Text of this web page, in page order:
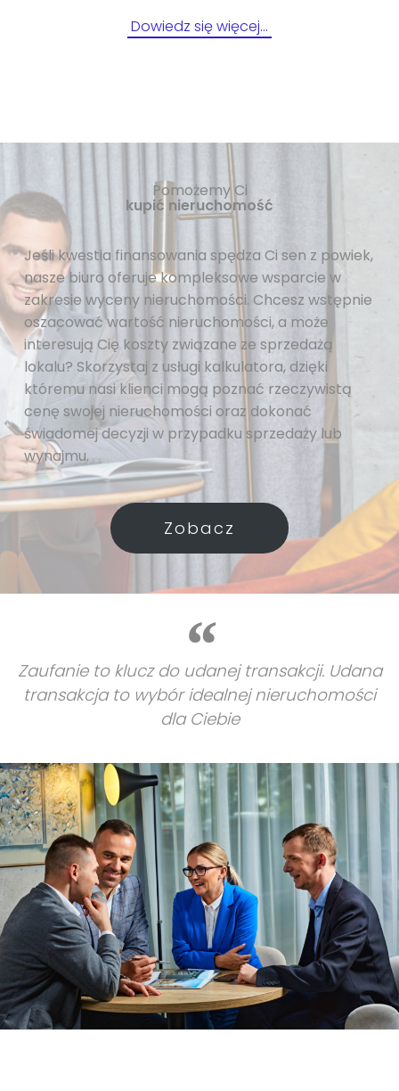
Dowiedz się więcej…
Pomożemy Ci
kupić nieruchomość
Jeśli kwestia finansowania spędza Ci sen z powiek,
nasze biuro oferuje kompleksowe wsparcie w
zakresie wyceny nieruchomości. Chcesz wstępnie
oszacować wartość nieruchomości, a może
interesują Cię koszty związane ze sprzedażą
lokalu? Skorzystaj z usługi kalkulatora, dzięki
któremu nasi klienci mogą poznać rzeczywistą
cenę swojej nieruchomości oraz dokonać
świadomej decyzji w przypadku sprzedaży lub
wynajmu.
Zobacz
Zaufanie to klucz do udanej transakcji. Udana
transakcja to wybór idealnej nieruchomości
dla Ciebie